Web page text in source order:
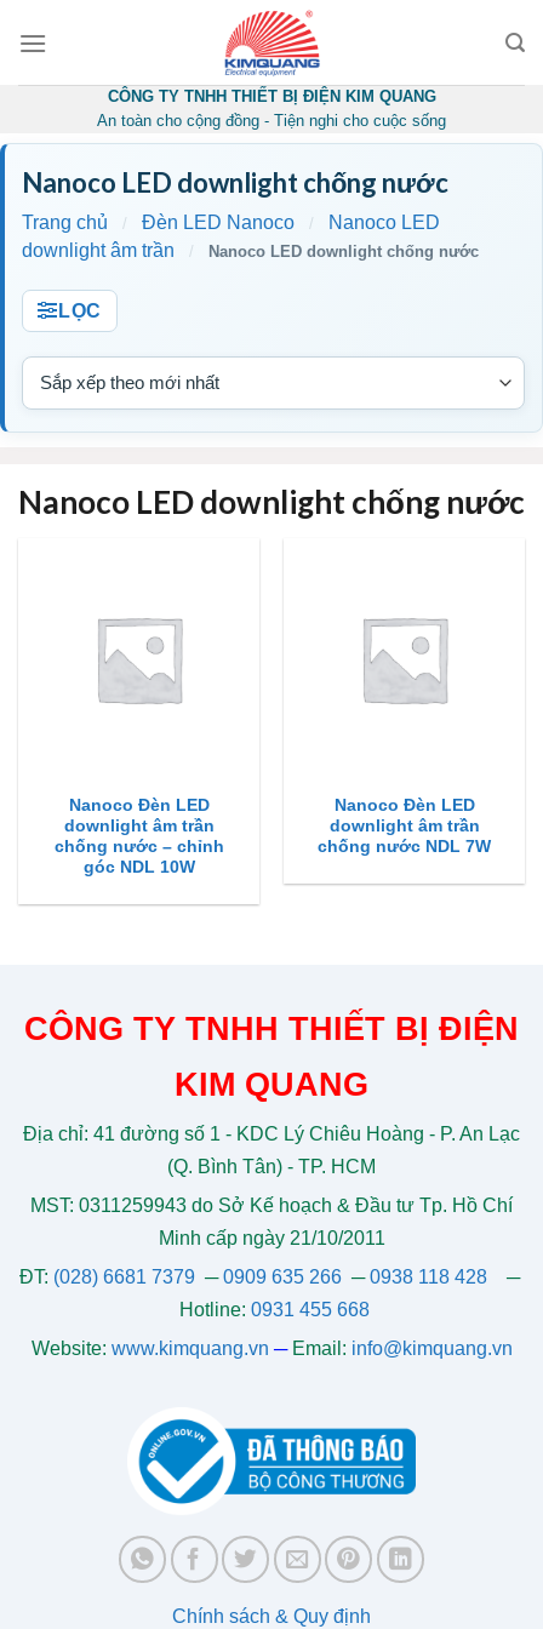
CÔNG TY TNHH THIẾT BỊ ĐIỆN KIM QUANG
An toàn cho cộng đồng - Tiện nghi cho cuộc sống
Nanoco LED downlight chống nước
Trang chủ / Đèn LED Nanoco /
Nanoco LED
downlight âm trần
/ Nanoco LED downlight chống nước
LỌC
Nanoco LED downlight chống nước
Nanoco Đèn LED
downlight âm trần
chống nước – chỉnh
góc NDL 10W
Nanoco Đèn LED
downlight âm trần
chống nước NDL 7W
CÔNG TY TNHH THIẾT BỊ ĐIỆN
KIM QUANG
Địa chỉ: 41 đường số 1 - KDC Lý Chiêu Hoàng - P. An Lạc
(Q. Bình Tân) - TP. HCM
MST: 0311259943 do Sở Kế hoạch & Đầu tư Tp. Hồ Chí
Minh cấp ngày 21/10/2011
ĐT: (028) 6681 7379 ─0909 635 266─0938 118 428─
Hotline: 0931 455 668
Website: www.kimquang.vn ─ Email: info@kimquang.vn
Chính sách & Quy định